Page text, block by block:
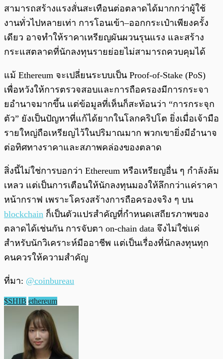
สามารถสร้างแรงสั่นสะเทือนต่อตลาดได้มากกว่าผู้ใช้
งานทั่วไปหลายเท่า การโอนเข้า–ออกกระเป๋าเพียงครั้ง
เดียว อาจทำให้ราคาเหรียญผันผวนรุนแรง และสร้าง
กระแสตลาดที่นักลงทุนรายย่อยไม่สามารถควบคุมได้
แม้ Ethereum จะเปลี่ยนระบบเป็น Proof-of-Stake (PoS)
เพื่อหวังให้การตรวจสอบและการถือครองมีการกระจา
ยอำนาจมากขึ้น แต่ข้อมูลที่เห็นก็สะท้อนว่า “การกระจุก
ตัว” ยังเป็นปัญหาที่แก้ได้ยากในโลกคริปโต ยิ่งเมื่อเจ้ามือ
รายใหญ่ถือเหรียญไว้ในปริมาณมาก พวกเขายิ่งมีอำนาจ
ต่อทิศทางราคาและสภาพคล่องของตลาด
สิ่งนี้ไม่ใช่การบอกว่า Ethereum หรือเหรียญอื่น ๆ กำลังล้ม
เหลว แต่เป็นการเตือนให้นักลงทุนมองให้ลึกกว่าแค่ราคา
หน้ากราฟ เพราะโครงสร้างการถือครองจริง ๆ บน
blockchain ก็เป็นตัวแปรสำคัญที่กำหนดเสถียรภาพของ
ตลาดได้เช่นกัน การจับตา on-chain data จึงไม่ใช่แค่
สำหรับนักวิเคราะห์มืออาชีพ แต่เป็นเรื่องที่นักลงทุนทุก
คนควรให้ความสำคัญ
ที่มา: @coinbureau
$SHIB ethereum